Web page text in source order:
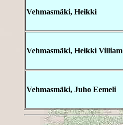
Vehmasmäki, Heikki
Vehmasmäki, Heikki Villiam
Vehmasmäki, Juho Eemeli